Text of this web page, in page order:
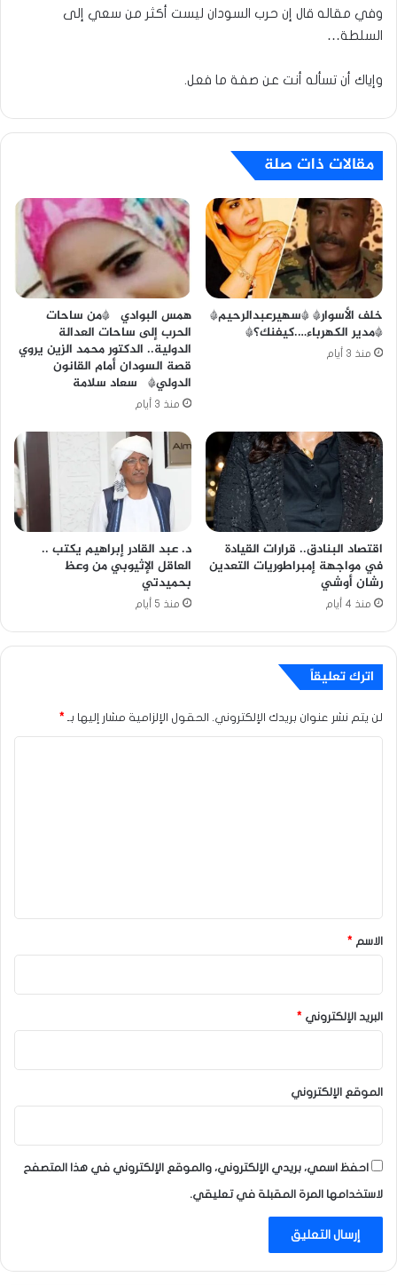
وفي مقاله قال إن حرب السودان ليست أكثر من سعي إلى
السلطة…
وإياك أن تسأله أنت عن صفة ما فعل.
مقالات ذات صلة
خلف الأسوار* *سهيرعبدالرحيم*
*مدير الكهرباء….كيفنك؟*
منذ 3 أيام
همس البوادي *من ساحات
الحرب إلى ساحات العدالة
الدولية.. الدكتور محمد الزين يروي
قصة السودان أمام القانون
الدولي* سعاد سلامة
منذ 3 أيام
اقتصاد البنادق.. قرارات القيادة
في مواجهة إمبراطوريات التعدين
رشان أوشي
منذ 4 أيام
د. عبد القادر إبراهيم يكتب ..
العاقل الإثيوبي من وعظ
بحميدتي
منذ 5 أيام
اترك تعليقاً
لن يتم نشر عنوان بريدك الإلكتروني. الحقول الإلزامية مشار إليها بـ *
*
الاسم *
البريد الإلكتروني *
الموقع الإلكتروني
احفظ اسمي، بريدي الإلكتروني، والموقع الإلكتروني في هذا المتصفح
لاستخدامها المرة المقبلة في تعليقي.